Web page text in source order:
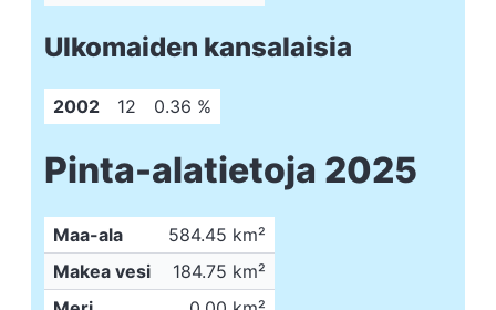
Ulkomaiden kansalaisia
2002 12 0.36 %
Pinta-alatietoja 2025
Maa-ala
584.45 km²
Makea vesi
184.75 km²